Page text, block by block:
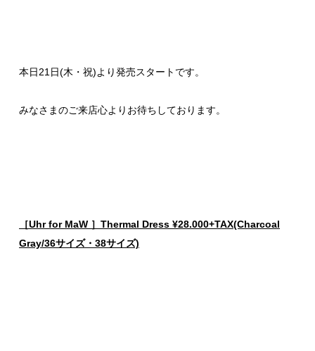
本日21日(木・祝)より発売スタートです。
みなさまのご来店心よりお待ちしております。
［Uhrfor MaW ］Thermal Dress ¥28.000+TAX(Charcoal
Gray/36サイズ・38サイズ)